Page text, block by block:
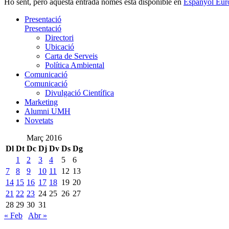
Presentació
Presentació
Directori
Ubicació
Carta de Serveis
Política Ambiental
Comunicació
Comunicació
Divulgació Científica
Marketing
Alumni UMH
Novetats
Març 2016
Dl Dt Dc Dj Dv Ds Dg
1
2 3 4 5
6
7
8 9 10 11 12 13
14 15 16 17 18 19 20
21 22 23 24 25 26 27
28 29 30 31
« Feb
Abr »